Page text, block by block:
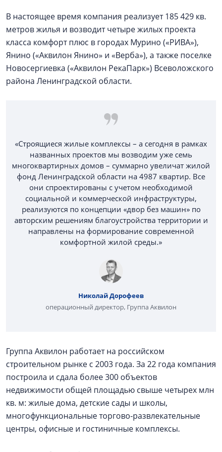
В настоящее время компания реализует 185 429 кв.
метров жилья и возводит четыре жилых проекта
класса комфорт плюс в городах Мурино («РИВА»),
Янино («Аквилон Янино» и «Верба»), а также поселке
Новосергиевка («Аквилон РекаПарк») Всеволожского
района Ленинградской области.
«Строящиеся жилые комплексы – а сегодня в рамках
названных проектов мы возводим уже семь
многоквартирных домов – суммарно увеличат жилой
фонд Ленинградской области на 4987 квартир. Все
они спроектированы с учетом необходимой
социальной и коммерческой инфраструктуры,
реализуются по концепции «двор без машин» по
авторским решениям благоустройства территории и
направлены на формирование современной
комфортной жилой среды.»
Николай Дорофеев
операционный директор, Группа Аквилон
Группа Аквилон работает на российском
строительном рынке с 2003 года. За 22 года компания
построила и сдала более 300 объектов
недвижимости общей площадью свыше четырех млн
кв. м: жилые дома, детские сады и школы,
многофункциональные торгово-развлекательные
центры, офисные и гостиничные комплексы.